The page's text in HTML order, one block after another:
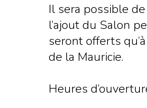
Il sera possible de
l’ajout du Salon
seront offerts
de la Mauricie.
Heures